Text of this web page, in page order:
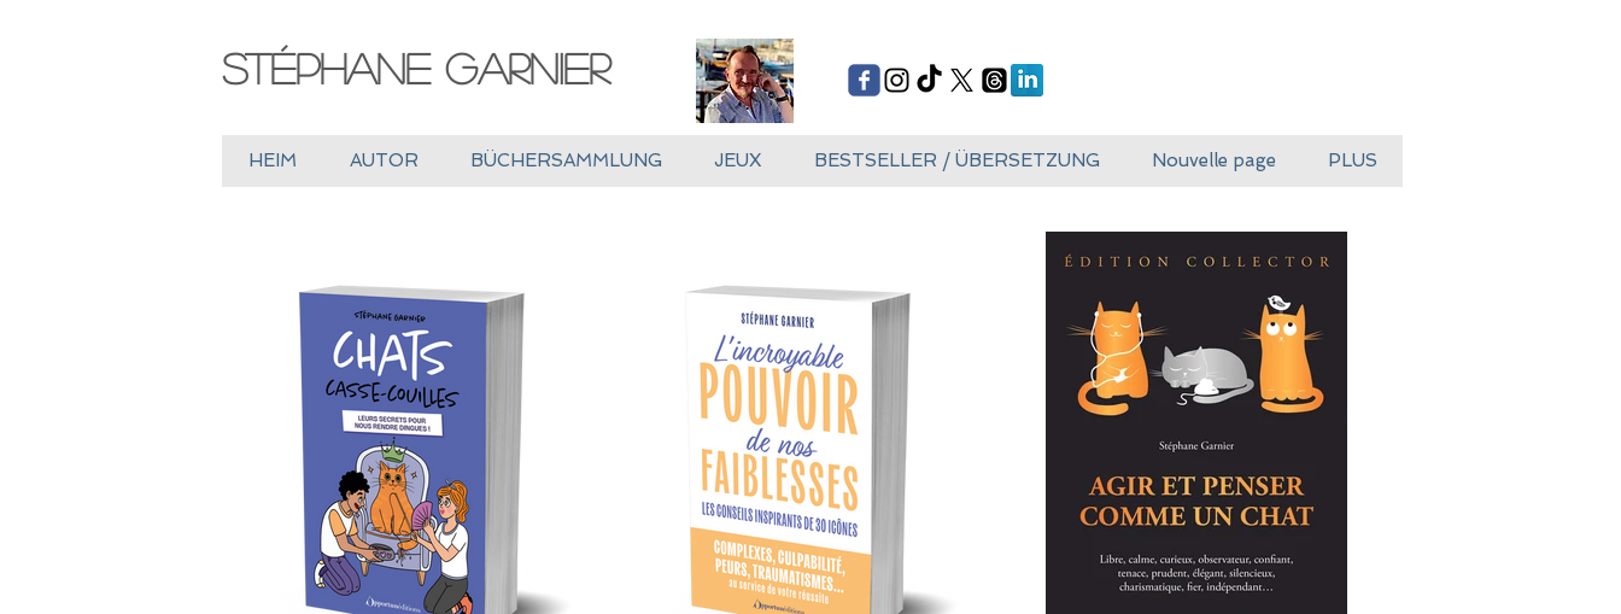
Stéphane Garnier
HEIM AUTOR BÜCHERSAMMLUNG JEUX BESTSELLER / ÜBERSETZUNG Nouvelle page PLUS